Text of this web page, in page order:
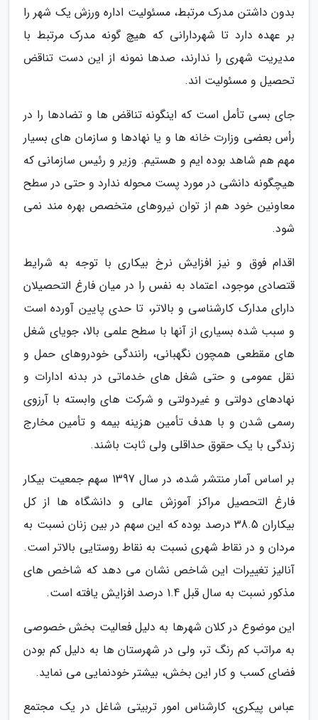
بدون داشتن مدرک مرتبط، مسئولیت اداره ورزش یک شهر را
بر عهده دارد تا شهردارانی که هیچ گونه مدرک مرتبط با
مدیریت شهری را ندارند، صدها نمونه از این دست تناقض
تحصیل و مسئولیت اند.
جای بسی تأمل است که اینگونه تناقض ها و تضادها را در
رأس بعضی وزارت خانه ها و یا نهادها و سازمان های بسیار
مهم هم شاهد بوده ایم و هستیم. وزیر و رئیس سازمانی که
هیچگونه دانشی در مورد پست محوله ندارد و حتی در سطح
معاونین خود هم از توان نیروهای متخصص بهره مند نمی
شود.
اقدام فوق و نیز افزایش نرخ بیکاری با توجه به شرایط
قتصادی موجود، اعتماد به نفس را در میان فارغ التحصیلان
دارای مدارک کارشناسی و بالاتر، تا حدی پایین آورده است
و سبب شده بسیاری از آنها با سطح علمی بالا، جویای شغل
های مقطعی همچون نگهبانی، رانندگی خودروهای حمل و
نقل عمومی و حتی شغل های خدماتی در بدنه ادارات و
نهادهای دولتی و غیردولتی و شرکت های وابسته با آرزوی
رسمی شدن و با هدف تأمین هزینه بیمه و تأمین مخارج
زندگی با یک حقوق حداقلی ولی ثابت باشند.
بر اساس آمار منتشر شده، در سال 1397 سهم جمعیت بیکار
فارغ التحصیل مراکز آموزش عالی و دانشگاه ها از کل
بیکاران 38.5 درصد بوده که این سهم در بین زنان نسبت به
مردان و در نقاط شهری نسبت به نقاط روستایی بالاتر است.
آنالیز تغییرات این شاخص نشان می دهد که شاخص های
مذکور نسبت به سال قبل 1.4 درصد افزایش یافته است.
این موضوع در کلان شهرها به دلیل فعالیت بخش خصوصی
به مراتب کم رنگ تر، ولی در شهرستان ها به دلیل کم بودن
فضای کسب و کار این بخش، بیشتر خودنمایی می نماید.
عباس پیکری، کارشناس امور تربیتی شاغل در یک مجتمع